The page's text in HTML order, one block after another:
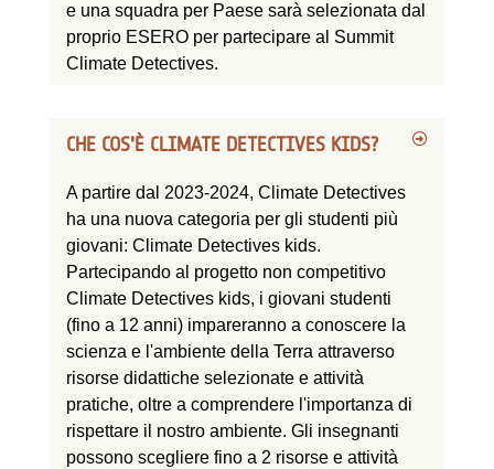
e una squadra per Paese sarà selezionata dal
proprio ESERO per partecipare al Summit
Climate Detectives.
CHE COS'È CLIMATE DETECTIVES KIDS?
A partire dal 2023-2024, Climate Detectives
ha una nuova categoria per gli studenti più
giovani: Climate Detectives kids.
Partecipando al progetto non competitivo
Climate Detectives kids, i giovani studenti
(fino a 12 anni) impareranno a conoscere la
scienza e l'ambiente della Terra attraverso
risorse didattiche selezionate e attività
pratiche, oltre a comprendere l'importanza di
rispettare il nostro ambiente. Gli insegnanti
possono scegliere fino a 2 risorse e attività